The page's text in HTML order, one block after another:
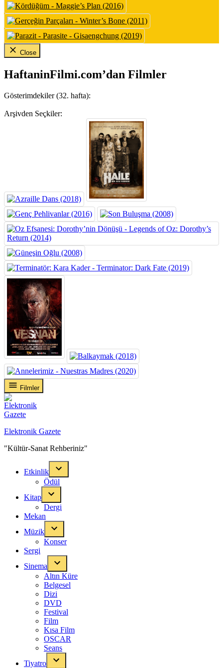
Close
HaftaninFilmi.com’dan Filmler
Gösterimdekiler (32. hafta):
Arşivden Seçkiler:
Skip
to
content
Filmler
Elektronik Gazete
"Kültür-Sanat Rehberiniz"
Etkinlik
Ödül
Kitap
Dergi
Mekan
Müzik
Konser
Sergi
Sinema
Altın Küre
Belgesel
Dizi
DVD
Festival
Film
Kısa Film
OSCAR
Seans
Tiyatro